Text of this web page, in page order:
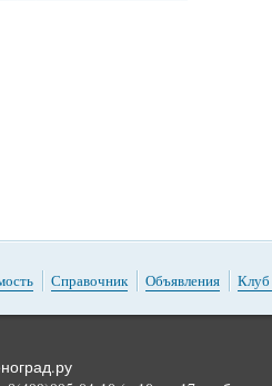
Справочник Объявления Клуб